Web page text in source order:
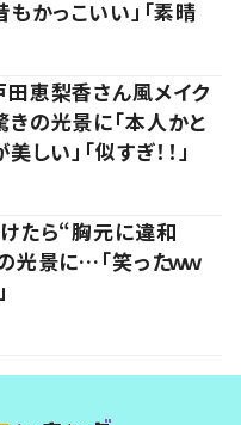
もかっこいい」「素晴
恵梨香さん風メイク
の光景に「本人かと
しい」「似すぎ！！」
たら“胸元に違和
景に…「笑ったｗｗ